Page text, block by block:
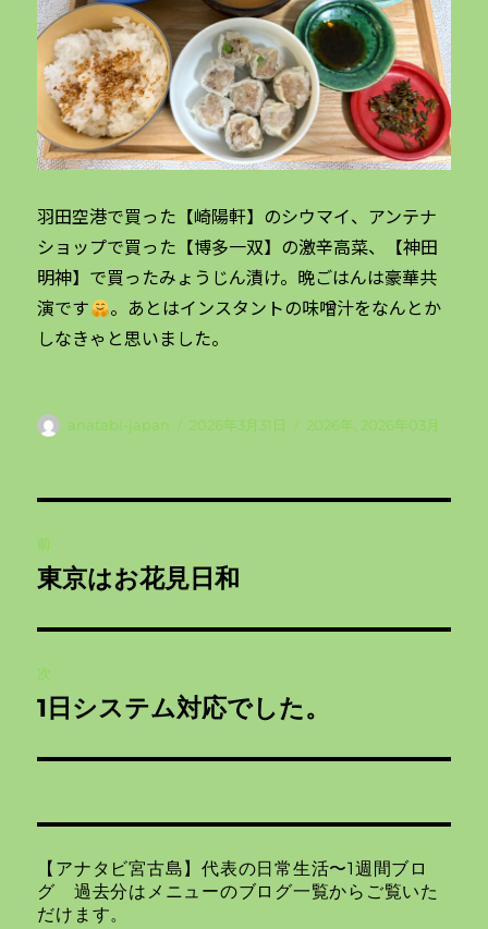
羽田空港で買った【崎陽軒】のシウマイ、アンテナ
ショップで買った【博多一双】の激辛高菜、【神田
明神】で買ったみょうじん漬け。晩ごはんは豪華共
演です
。あとはインスタントの味噌汁をなんとか
しなきゃと思いました。
投
anatabi-japan
投
2026年3月31日
カ
2026年, 2026年03月
稿
ビ
ゲ
ー
ン
前
前
投
稿:
東京はお花見日和
次
次
投
1日システム対応でした。
【アナタビ宮古島】代表の日常生活〜1週間ブロ
グ 過去分はメニューのブログ一覧からご覧いた
だけます。